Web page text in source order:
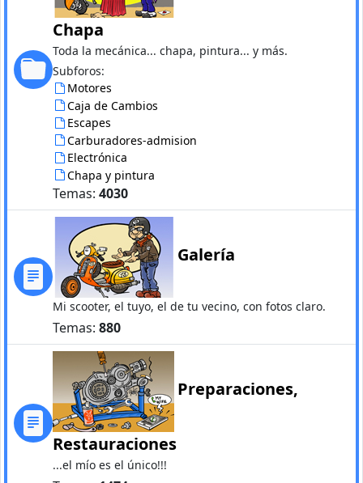
Chapa
Toda la mecánica... chapa, pintura... y más.
Subforos:
Motores
Caja de Cambios
Escapes
Carburadores-admision
Electrónica
Chapa y pintura
Temas: 4030
Galería
Mi scooter, el tuyo, el de tu vecino, con fotos claro.
Temas: 880
Preparaciones,
Restauraciones
...el mío es el único!!!